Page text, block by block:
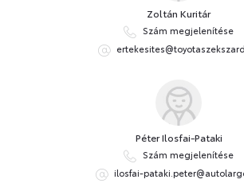
Zoltán Kuritár
Szám megjelenítése
Péter Ilosfai-Pataki
Szám megjelenítése
ilosfai-